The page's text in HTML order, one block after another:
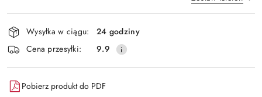
Wyślij
Dostępność
i
dostawa
Wysyłka w ciągu:
24 godziny
Cena przesyłki:
9.9
Pobierz produkt do PDF